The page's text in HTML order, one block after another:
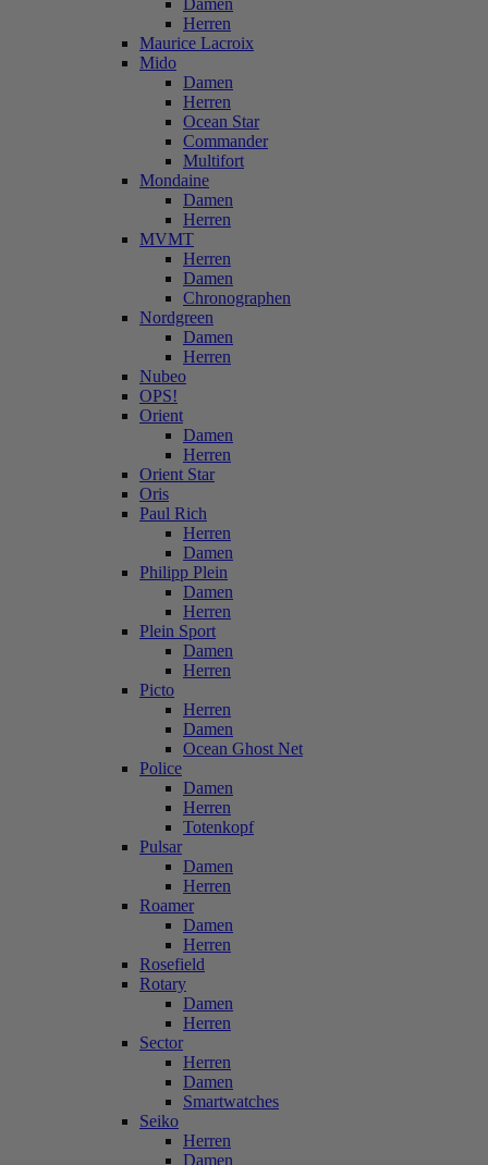
Damen
Herren
Maurice Lacroix
Mido
Damen
Herren
Ocean Star
Commander
Multifort
Mondaine
Damen
Herren
MVMT
Herren
Damen
Chronographen
Nordgreen
Damen
Herren
Nubeo
OPS!
Orient
Damen
Herren
Orient Star
Oris
Paul Rich
Herren
Damen
Philipp Plein
Damen
Herren
Plein Sport
Damen
Herren
Picto
Herren
Damen
Ocean Ghost Net
Police
Damen
Herren
Totenkopf
Pulsar
Damen
Herren
Roamer
Damen
Herren
Rosefield
Rotary
Damen
Herren
Sector
Herren
Damen
Smartwatches
Seiko
Herren
Damen